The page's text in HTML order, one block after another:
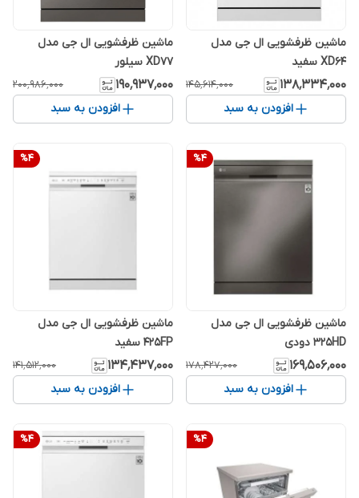
ماشین ظرفشویی ال جی مدل
XD64 سفید
۱۳۸٬۳۳۴٬۰۰۰ ۱۴۵٬۶۱۴٬۰۰۰
افزودن به سبد
ماشین ظرفشویی ال جی مدل
XD77 سیلور
۱۹۰٬۹۳۷٬۰۰۰ ۲۰۰٬۹۸۶٬۰۰۰
افزودن به سبد
%4
ماشین ظرفشویی ال جی مدل
325HD دودی
۱۶۹٬۵۰۶٬۰۰۰ ۱۷۸٬۴۲۷٬۰۰۰
افزودن به سبد
%4
ماشین ظرفشویی ال جی مدل
425FP سفید
۱۳۴٬۴۳۷٬۰۰۰ ۱۴۱٬۵۱۲٬۰۰۰
افزودن به سبد
%4
%4